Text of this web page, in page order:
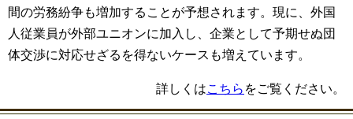
間の労務紛争も増加することが予想されます。現に、外国
人従業員が外部ユニオンに加入し、企業として予期せぬ団
体交渉に対応せざるを得ないケースも増えています。
詳しくはこちらをご覧ください。